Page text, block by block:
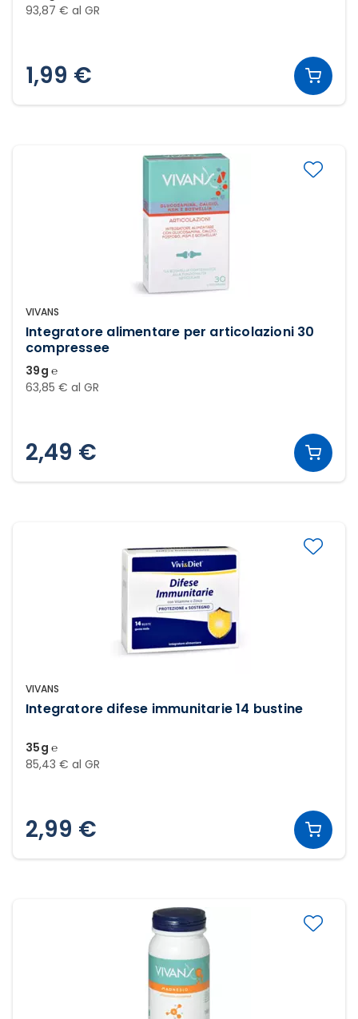
93,87 € al GR
1,99 €
VIVANS
Integratore alimentare per articolazioni 30
compressee
39g ℮
63,85 € al GR
2,49 €
VIVANS
Integratore difese immunitarie 14 bustine
35g ℮
85,43 € al GR
2,99 €